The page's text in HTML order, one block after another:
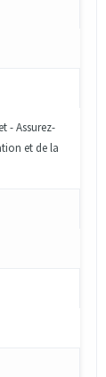
- Assurez-
et de la